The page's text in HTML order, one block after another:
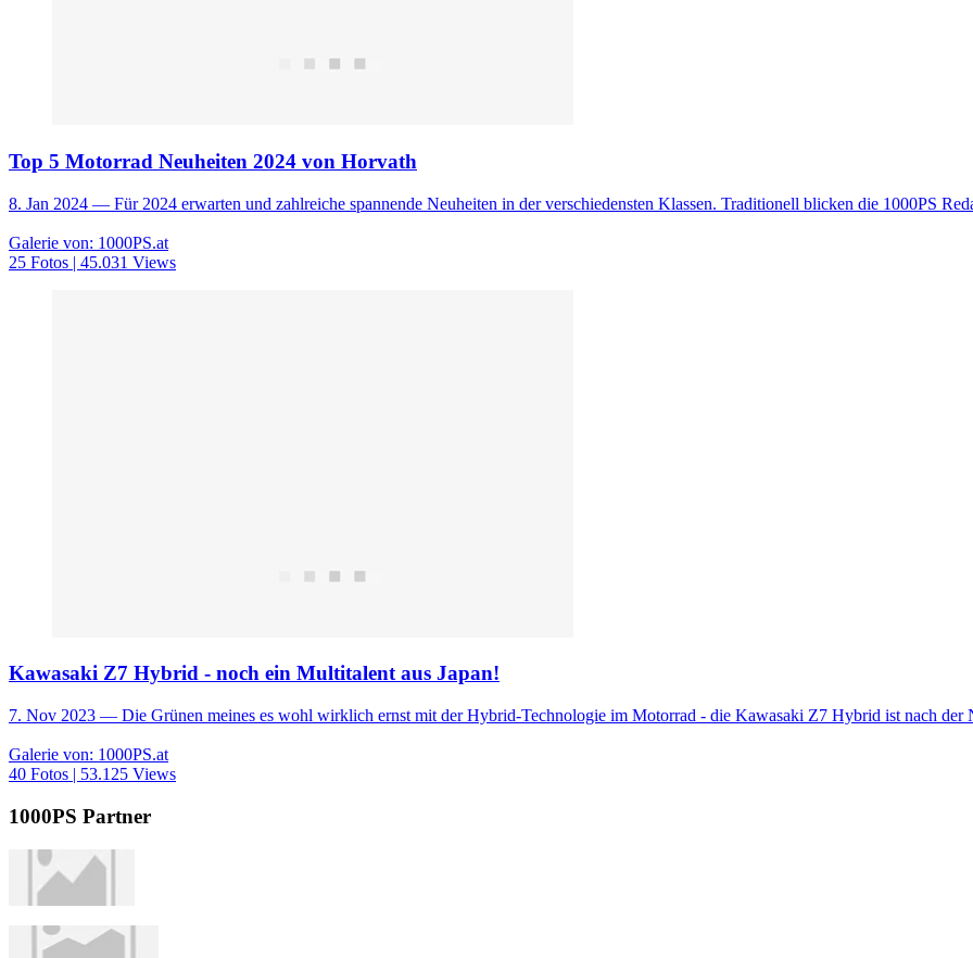
Top 5 Motorrad Neuheiten 2024 von Horvath
8. Jan 2024 — Für 2024 erwarten und zahlreiche spannende Neuheiten in der verschiedensten Klassen. Traditionell blicken die 1000PS
Galerie von: 1000PS.at
25 Fotos | 45.031 Views
Kawasaki Z7 Hybrid - noch ein Multitalent aus Japan!
7. Nov 2023 — Die Grünen meines es wohl wirklich ernst mit der Hybrid-Technologie im Motorrad - die Kawasaki Z7 Hybrid ist nach der
Galerie von: 1000PS.at
40 Fotos | 53.125 Views
1000PS Partner